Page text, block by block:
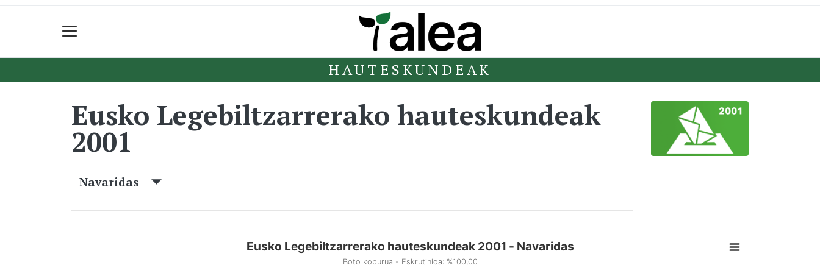
HAUTESKUNDEAK
Eusko Legebiltzarrerako hauteskundeak
2001
Navaridas
Eusko Legebiltzarrerako hauteskundeak 2001 - Navaridas
Boto kopurua - Eskrutinioa: %100,00